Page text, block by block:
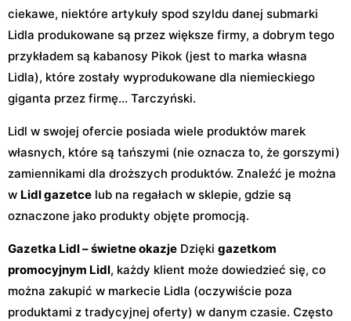
ciekawe, niektóre artykuły spod szyldu danej submarki
Lidla produkowane są przez większe firmy, a dobrym tego
przykładem są kabanosy Pikok (jest to marka własna
Lidla), które zostały wyprodukowane dla niemieckiego
giganta przez firmę… Tarczyński.
Lidl w swojej ofercie posiada wiele produktów marek
własnych, które są tańszymi (nie oznacza to, że gorszymi)
zamiennikami dla droższych produktów. Znaleźć je można
w Lidl gazetce lub na regałach w sklepie, gdzie są
oznaczone jako produkty objęte promocją.
Gazetka Lidl – świetne okazje Dzięki gazetkom
promocyjnym Lidl, każdy klient może dowiedzieć się, co
można zakupić w markecie Lidla (oczywiście poza
produktami z tradycyjnej oferty) w danym czasie. Często